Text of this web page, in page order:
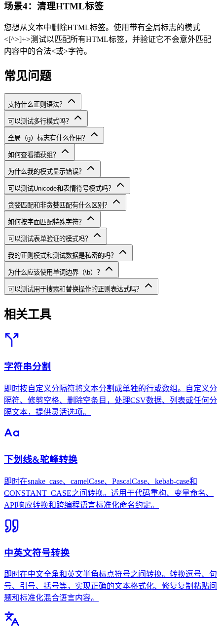
场景4：清理HTML标签
您想从文本中删除HTML标签。使用带有全局标志的模式
<[^>]+>测试以匹配所有HTML标签，并验证它不会意外匹配
内容中的合法<或>字符。
常见问题
支持什么正则语法？
可以测试多行模式吗？
全局（g）标志有什么作用？
如何查看捕获组？
为什么我的模式显示错误？
可以测试Unicode和表情符号模式吗？
贪婪匹配和非贪婪匹配有什么区别？
如何按字面匹配特殊字符？
可以测试表单验证的模式吗？
我的正则模式和测试数据是私密的吗？
为什么应该使用单词边界（\b）？
可以测试用于搜索和替换操作的正则表达式吗？
相关工具
字符串分割
即时按自定义分隔符将文本分割成单独的行或数组。自定义分
隔符、修剪空格、删除空条目，处理CSV数据、列表或任何分
隔文本，提供灵活选项。
下划线&驼峰转换
即时在snake_case、camelCase、PascalCase、kebab-case和
CONSTANT_CASE之间转换。适用于代码重构、变量命名、
API响应转换和跨编程语言标准化命名约定。
中英文符号转换
即时在中文全角和英文半角标点符号之间转换。转换逗号、句
号、引号、括号等，实现正确的文本格式化、修复复制粘贴问
题和标准化混合语言内容。